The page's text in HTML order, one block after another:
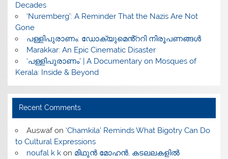
Decades
‘Nuremberg’: A Reminder That the Nazis Are Not
Gone
പള്ളിപുരാണം: ഡോക്യുമെൻ്ററി നിരൂപണങ്ങൾ
Marakkar: An Epic Cinematic Disaster
‘പള്ളിപുരാണം’ | A Documentary on Mosques of
Kerala: Inside & Beyond
Recent Comments
Auswafon ‘Chamkila’ Reminds What Bigotry Can Do
to Cultural Expressions
noufal k kon മിഥുൻ മോഹൻ, കടലലകളിൽ